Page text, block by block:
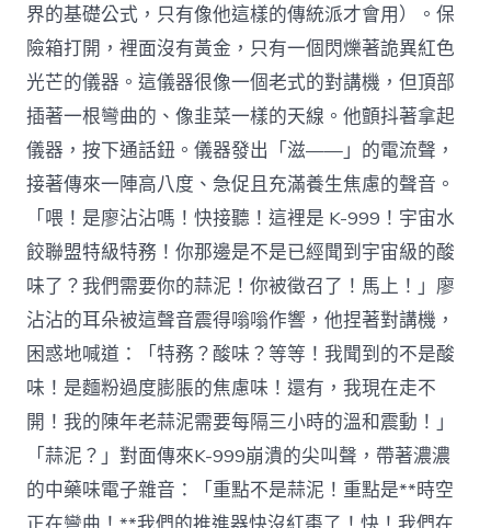
界的基礎公式，只有像他這樣的傳統派才會用）。保
險箱打開，裡面沒有黃金，只有一個閃爍著詭異紅色
光芒的儀器。這儀器很像一個老式的對講機，但頂部
插著一根彎曲的、像韭菜一樣的天線。他顫抖著拿起
儀器，按下通話鈕。儀器發出「滋——」的電流聲，
接著傳來一陣高八度、急促且充滿養生焦慮的聲音。
「喂！是廖沾沾嗎！快接聽！這裡是 K-999！宇宙水
餃聯盟特級特務！你那邊是不是已經聞到宇宙級的酸
味了？我們需要你的蒜泥！你被徵召了！馬上！」廖
沾沾的耳朵被這聲音震得嗡嗡作響，他捏著對講機，
困惑地喊道：「特務？酸味？等等！我聞到的不是酸
味！是麵粉過度膨脹的焦慮味！還有，我現在走不
開！我的陳年老蒜泥需要每隔三小時的溫和震動！」
「蒜泥？」對面傳來K-999崩潰的尖叫聲，帶著濃濃
的中藥味電子雜音：「重點不是蒜泥！重點是**時空